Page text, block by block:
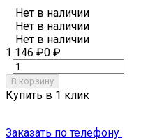
Нет в наличии
Нет в наличии
Нет в наличии
1 146 ₽0 ₽
В корзину
Купить в 1 клик
Заказать по телефону